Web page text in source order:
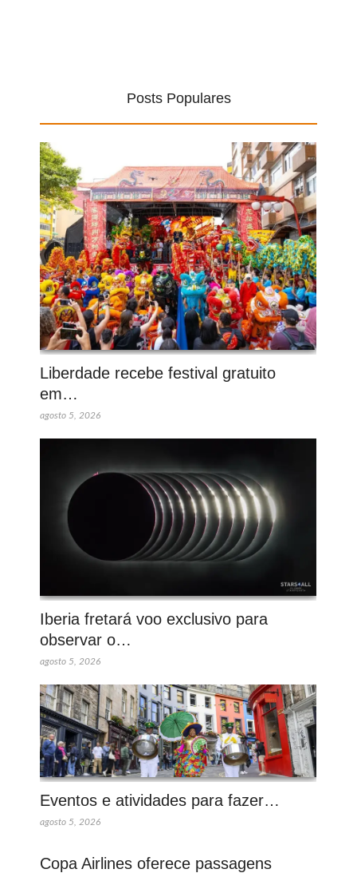
Posts Populares
Liberdade recebe festival gratuito
em…
agosto 5, 2026
Iberia fretará voo exclusivo para
observar o…
agosto 5, 2026
Eventos e atividades para fazer…
agosto 5, 2026
Copa Airlines oferece passagens